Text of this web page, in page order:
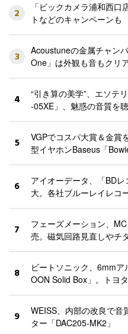
2
「ビックカメラ浦和西
トなどのキャンペーンも
3
Acoustuneの金属チャン
One」は外観も音もクリ
4
“引き算の美学”、エソテ
-05XE」、魅惑の音質を聴
5
VGPでコスパ大賞＆金賞
型イヤホンBaseus「
6
アイオーデータ、「BD
大。各社ブルーレイレコ
7
フェーズメーション、
売。磁気回路見直しやチ
8
ビートソニック、6mm
OON Solid Box」。トヨ
9
WEISS、内部の改良で音
ター「DAC205-MK2」